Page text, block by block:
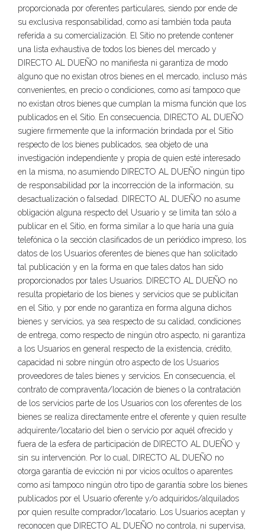
proporcionada por oferentes particulares, siendo por ende de
su exclusiva responsabilidad, como así también toda pauta
referida a su comercialización. El Sitio no pretende contener
una lista exhaustiva de todos los bienes del mercado y
DIRECTO AL DUEÑO no manifiesta ni garantiza de modo
alguno que no existan otros bienes en el mercado, incluso más
convenientes, en precio o condiciones, como así tampoco que
no existan otros bienes que cumplan la misma función que los
publicados en el Sitio. En consecuencia, DIRECTO AL DUEÑO
sugiere firmemente que la información brindada por el Sitio
respecto de los bienes publicados, sea objeto de una
investigación independiente y propia de quien esté interesado
en la misma, no asumiendo DIRECTO AL DUEÑO ningún tipo
de responsabilidad por la incorrección de la información, su
desactualización o falsedad. DIRECTO AL DUEÑO no asume
obligación alguna respecto del Usuario y se limita tan sólo a
publicar en el Sitio, en forma similar a lo que haría una guía
telefónica o la sección clasificados de un periódico impreso, los
datos de los Usuarios oferentes de bienes que han solicitado
tal publicación y en la forma en que tales datos han sido
proporcionados por tales Usuarios. DIRECTO AL DUEÑO no
resulta propietario de los bienes y servicios que se publicitan
en el Sitio, y por ende no garantiza en forma alguna dichos
bienes y servicios, ya sea respecto de su calidad, condiciones
de entrega, como respecto de ningún otro aspecto, ni garantiza
a los Usuarios en general respecto de la existencia, crédito,
capacidad ni sobre ningún otro aspecto de los Usuarios
proveedores de tales bienes y servicios. En consecuencia, el
contrato de compraventa/locación de bienes o la contratación
de los servicios parte de los Usuarios con los oferentes de los
bienes se realiza directamente entre el oferente y quien resulte
adquirente/locatario del bien o servicio por aquél ofrecido y
fuera de la esfera de participación de DIRECTO AL DUEÑO y
sin su intervención. Por lo cual, DIRECTO AL DUEÑO no
otorga garantía de evicción ni por vicios ocultos o aparentes
como así tampoco ningún otro tipo de garantía sobre los bienes
publicados por el Usuario oferente y/o adquiridos/alquilados
por quien resulte comprador/locatario. Los Usuarios aceptan y
reconocen que DIRECTO AL DUEÑO no controla, ni supervisa,